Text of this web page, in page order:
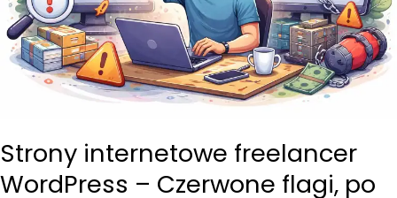
Strony internetowe freelancer
WordPress – Czerwone flagi, po